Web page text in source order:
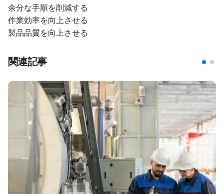
余分な手順を削減する
作業効率を向上させる
製品品質を向上させる
関連記事